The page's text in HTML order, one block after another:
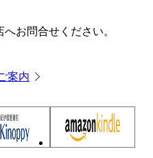
お問合せください。
案内